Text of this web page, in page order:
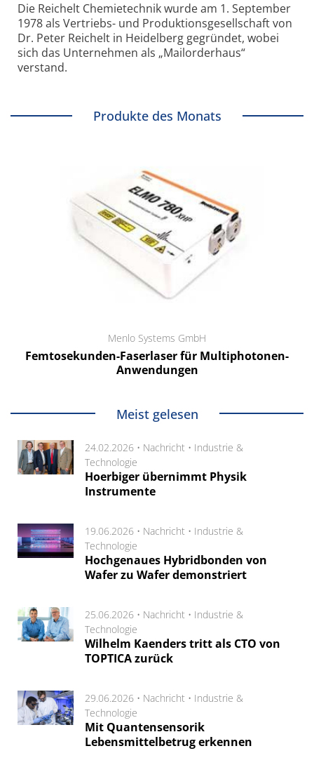
Die Reichelt Chemietechnik wurde am 1. September
1978 als Vertriebs- und Produktionsgesellschaft von
Dr. Peter Reichelt in Heidelberg gegründet, wobei
sich das Unternehmen als „Mailorderhaus“
verstand.
Produkte des Monats
Menlo Systems GmbH
Femtosekunden-Faserlaser für Multiphotonen-
Anwendungen
Meist gelesen
24.02.2026 • Nachricht • Industrie &
Technologie
Hoerbiger übernimmt Physik
Instrumente
19.06.2026 • Nachricht • Industrie &
Technologie
Hochgenaues Hybridbonden von
Wafer zu Wafer demonstriert
25.06.2026 • Nachricht • Industrie &
Technologie
Wilhelm Kaenders tritt als CTO von
TOPTICA zurück
29.06.2026 • Nachricht • Industrie &
Technologie
Mit Quantensensorik
Lebensmittelbetrug erkennen